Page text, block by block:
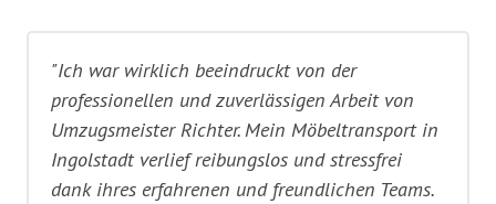
"Ich war wirklich beeindruckt von der
professionellen und zuverlässigen Arbeit von
Umzugsmeister Richter. Mein Möbeltransport in
Ingolstadt verlief reibungslos und stressfrei
dank ihres erfahrenen und freundlichen Teams.